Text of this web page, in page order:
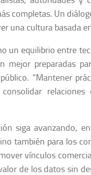
completas. Un
una cultura basada
un equilibrio entre
mejor preparadas
“Mantener
relaciones
siga avanzando,
también para los
vínculos
de los datos sin